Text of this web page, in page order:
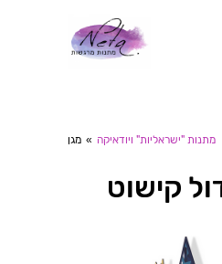
מתנות "ישראליות" ויודאיקה » מגן
קישוט